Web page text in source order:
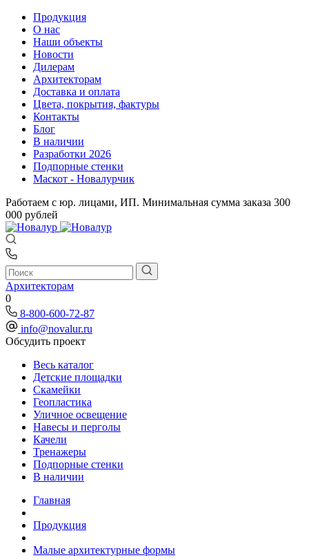
Продукция
О нас
Наши объекты
Новости
Дилерам
Архитекторам
Доставка и оплата
Цвета, покрытия, фактуры
Контакты
Блог
В наличии
Разработки 2026
Подпорные стенки
Маскот - Новалурчик
Работаем с юр. лицами, ИП. Минимальная сумма заказа 300
000 рублей
Архитекторам
0
8-800-600-72-87
info@novalur.ru
Обсудить проект
Весь каталог
Детские площадки
Скамейки
Геопластика
Уличное освещение
Навесы и перголы
Качели
Тренажеры
Подпорные стенки
В наличии
Главная
Продукция
Малые архитектурные формы